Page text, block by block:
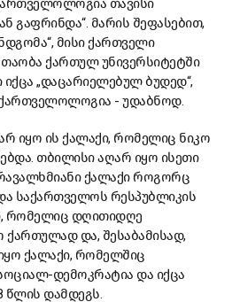
თავისი
გაფრინდა“. მარის შეფასებით,
მისი ქართველი
ქართულ უნივერსიტეტში
„დაცარიელებულ ბუდედ“,
- უდაბნოდ.
იყო ის ქალაქი, რომელიც ნიკო
თბილისი აღარ იყო ისეთი
ქალაქი როგორც
საქართველოს რესპუბლიკის
რომელიც დღითიდღე
და, შესაბამისად,
ქალაქი, რომელშიც
დემოკრატია და იქცა
წლის დამდეგს.